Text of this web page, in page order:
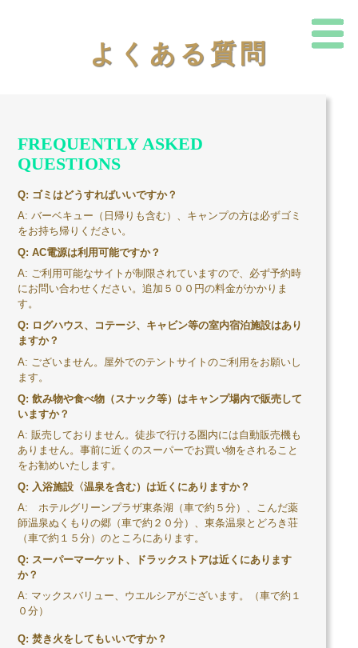
加
東
市
ち
い
さ
な
森
キ
ャ
ン
プ
村
よくある質問
FREQUENTLY ASKED
QUESTIONS
Q: ゴミはどうすればいいですか？
A: バーベキュー（日帰りも含む）、キャンプの方は必ずゴミ
をお持ち帰りください。
Q: AC電源は利用可能ですか？
A: ご利用可能なサイトが制限されていますので、必ず予約時
にお問い合わせください。追加５００円の料金がかかりま
す。
Q: ログハウス、コテージ、キャビン等の室内宿泊施設はあり
ますか？
A: ございません。屋外でのテントサイトのご利用をお願いし
ます。
Q: 飲み物や食べ物（スナック等）はキャンプ場内で販売して
いますか？
A: 販売しておりません。徒歩で行ける圏内には自動販売機も
ありません。事前に近くのスーパーでお買い物をされること
をお勧めいたします。
Q: 入浴施設〈温泉を含む）は近くにありますか？
A: ホテルグリーンプラザ東条湖（車で約５分）、こんだ薬
師温泉ぬくもりの郷（車で約２０分）、東条温泉とどろき荘
（車で約１５分）のところにあります。
Q: スーパーマーケット、ドラックストアは近くにあります
か？
A: マックスバリュー、ウエルシアがございます。（車で約１
０分）
Q: 焚き火をしてもいいですか？